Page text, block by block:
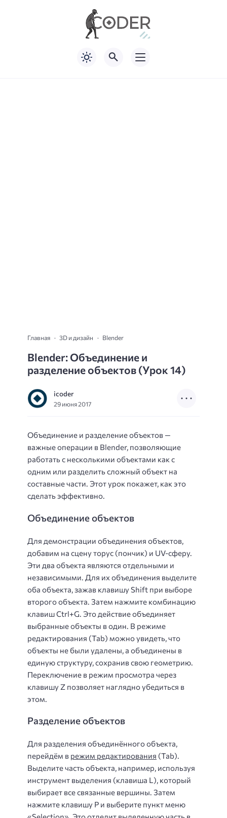
Главная 3D и дизайн Blender
Blender: Объединение и
разделение объектов (Урок 14)
icoder
29 июня 2017
Объединение и разделение объектов —
важные операции в Blender, позволяющие
работать с несколькими объектами как с
одним или разделить сложный объект на
составные части. Этот урок покажет, как это
сделать эффективно.
Объединение объектов
Для демонстрации объединения объектов,
добавим на сцену торус (пончик) и UV-сферу.
Эти два объекта являются отдельными и
независимыми. Для их объединения выделите
оба объекта, зажав клавишу Shift при выборе
второго объекта. Затем нажмите комбинацию
клавиш Ctrl+G. Это действие объединяет
выбранные объекты в один. В режиме
редактирования (Tab) можно увидеть, что
объекты не были удалены, а объединены в
единую структуру, сохранив свою геометрию.
Переключение в режим просмотра через
клавишу Z позволяет наглядно убедиться в
этом.
Разделение объектов
Для разделения объединённого объекта,
перейдём в режим редактирования (Tab).
Выделите часть объекта, например, используя
инструмент выделения (клавиша L), который
выбирает все связанные вершины. Затем
нажмите клавишу P и выберите пункт меню